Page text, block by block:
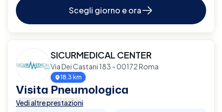
Scegli giorno e ora
SICURMEDICAL CENTER
Via Dei Castani 183 - 00172 Roma
18.3 km
Visita Pneumologica
Vedi altre prestazioni